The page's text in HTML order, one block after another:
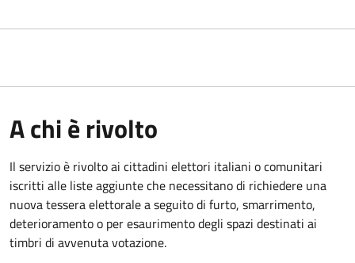
A chi è rivolto
Il servizio è rivolto ai cittadini elettori italiani o comunitari
iscritti alle liste aggiunte che necessitano di richiedere una
nuova tessera elettorale a seguito di furto, smarrimento,
deterioramento o per esaurimento degli spazi destinati ai
timbri di avvenuta votazione.